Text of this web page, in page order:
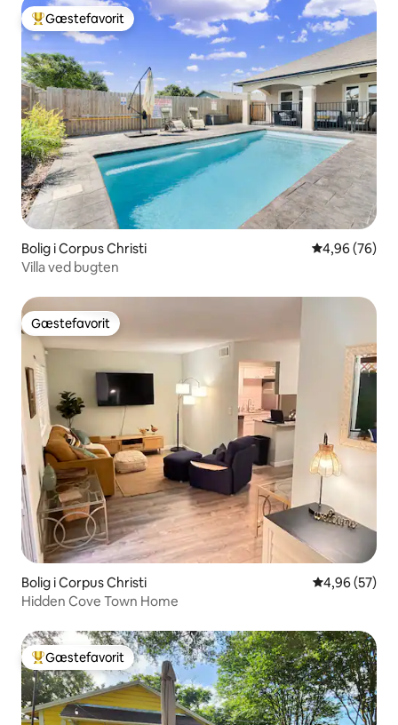
Bedste gæstefavorit
Gæstefavorit
Bolig i Corpus Christi 4,96 ud af 5 i
4,96 (76)
Villa ved bugten
Gæstefavorit
Gæstefavorit
Bolig i Corpus Christi 4,96 ud af 5 i
4,96 (57)
Hidden Cove Town Home
Bedste gæstefavorit
Gæstefavorit